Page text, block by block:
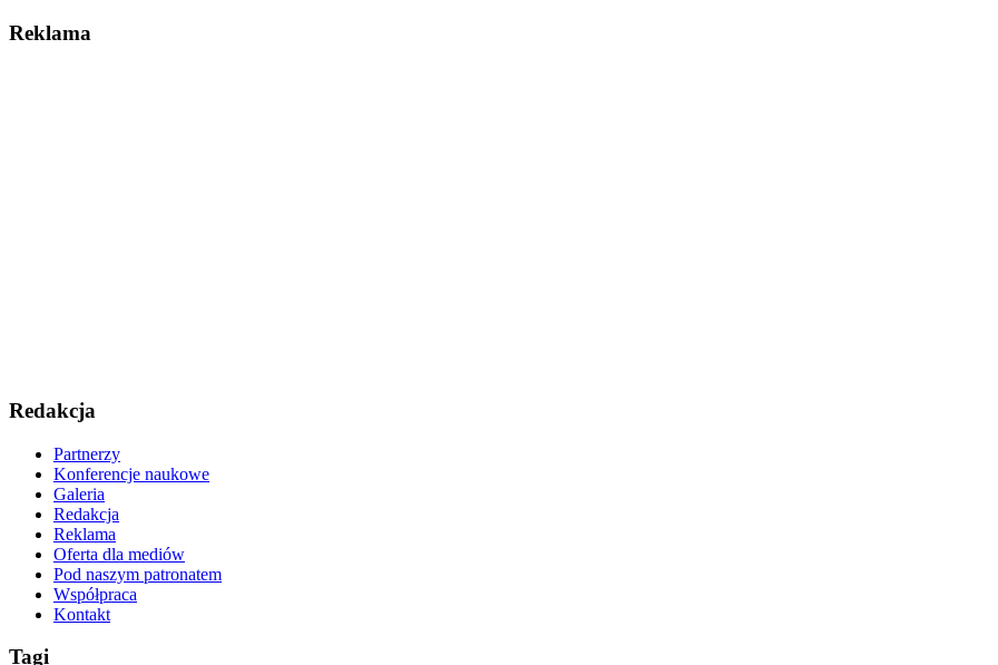
Reklama
Redakcja
Partnerzy
Konferencje naukowe
Galeria
Redakcja
Reklama
Oferta dla mediów
Pod naszym patronatem
Współpraca
Kontakt
Tagi